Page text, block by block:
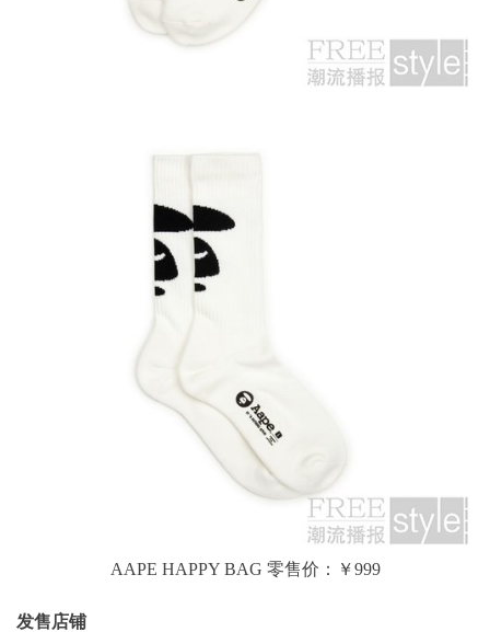
AAPE HAPPY BAG 零售价：￥999
发售店铺